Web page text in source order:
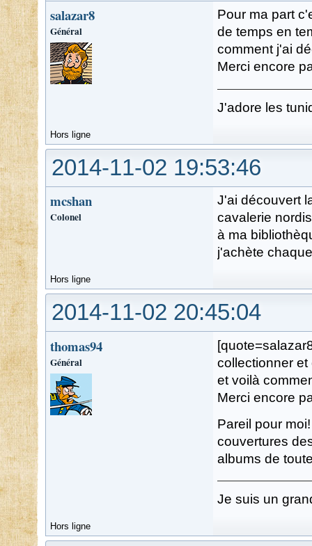
salazar8
Général
Pour ma part
de temps en
comment j'ai
Merci encore
J'adore les
Hors ligne
2014-11-02 19:53:46
mcshan
Colonel
J'ai découvert
cavalerie
à ma
j'achète
Hors ligne
2014-11-02 20:45:04
thomas94
Général
collectionner et
et voilà
Merci encore
Pareil pour
couvertures
albums de
Je suis un
Hors ligne